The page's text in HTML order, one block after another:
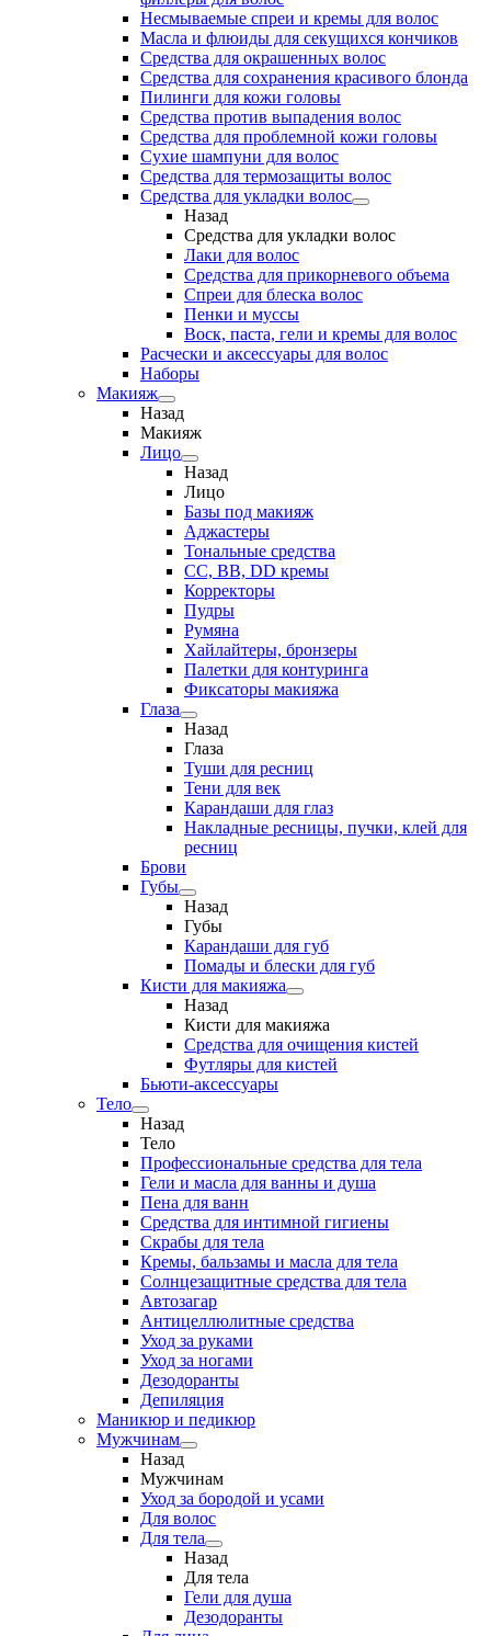
Несмываемые спреи и кремы для волос
Масла и флюиды для секущихся кончиков
Средства для окрашенных волос
Средства для сохранения красивого блонда
Пилинги для кожи головы
Средства против выпадения волос
Средства для проблемной кожи головы
Сухие шампуни для волос
Средства для термозащиты волос
Средства для укладки волос
Назад
Средства для укладки волос
Лаки для волос
Средства для прикорневого объема
Спреи для блеска волос
Пенки и муссы
Воск, паста, гели и кремы для волос
Расчески и аксессуары для волос
Наборы
Макияж
Назад
Макияж
Лицо
Назад
Лицо
Базы под макияж
Аджастеры
Тональные средства
CC, BB, DD кремы
Корректоры
Пудры
Румяна
Хайлайтеры, бронзеры
Палетки для контуринга
Фиксаторы макияжа
Глаза
Назад
Глаза
Туши для ресниц
Тени для век
Карандаши для глаз
Накладные ресницы, пучки, клей для
ресниц
Брови
Губы
Назад
Губы
Карандаши для губ
Помады и блески для губ
Кисти для макияжа
Назад
Кисти для макияжа
Средства для очищения кистей
Футляры для кистей
Бьюти-аксессуары
Тело
Назад
Тело
Профессиональные средства для тела
Гели и масла для ванны и душа
Пена для ванн
Средства для интимной гигиены
Скрабы для тела
Кремы, бальзамы и масла для тела
Солнцезащитные средства для тела
Автозагар
Антицеллюлитные средства
Уход за руками
Уход за ногами
Дезодоранты
Депиляция
Маникюр и педикюр
Мужчинам
Назад
Мужчинам
Уход за бородой и усами
Для волос
Для тела
Назад
Для тела
Гели для душа
Дезодоранты